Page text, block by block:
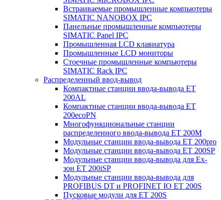
Встраиваемые промышленные компьютеры
SIMATIC NANOBOX IPC
Панельные промышленные компьютеры
SIMATIC Panel IPC
Промышленная LCD клавиатура
Промышленные LCD мониторы
Стоечные промышленные компьютеры
SIMATIC Rack IPC
Распределенный ввод-вывод
Компактные станции ввода-вывода ET
200AL
Компактные станции ввода-вывода ET
200ecoPN
Многофункциональные станции
распределенного ввода-вывода ET 200M
Модульные станции ввода-вывода ET 200pro
Модульные станции ввода-вывода ET 200SP
Модульные станции ввода-вывода для Ex-
зон ET 200iSP
Модульные станции ввода-вывода для
PROFIBUS DT и PROFINET IO ET 200S
Пусковые модули для ET 200S